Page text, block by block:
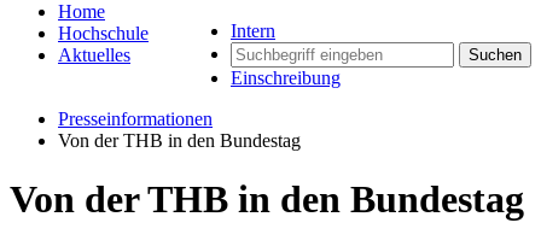
Intern
Suchen
Einschreibung
Home
Hochschule
Aktuelles
Presseinformationen
Von der THB in den Bundestag
Von der THB in den Bundestag